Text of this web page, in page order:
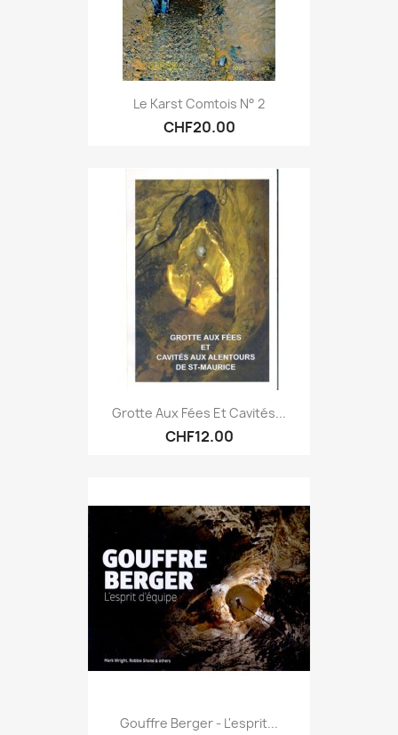
Le Karst Comtois N° 2
CHF20.00
Grotte Aux Fées Et Cavités...
CHF12.00
Gouffre Berger - L'esprit...